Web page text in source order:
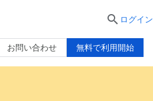
 ログイン
無料で利用開始
お問い合わせ